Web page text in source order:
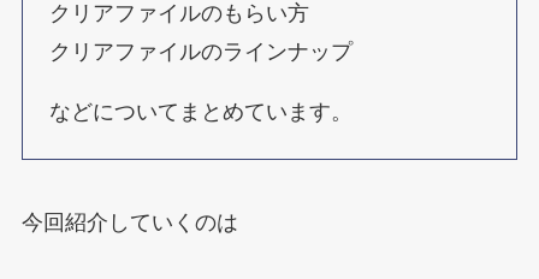
クリアファイルのもらい方
クリアファイルのラインナップ
などについてまとめています。
今回紹介していくのは